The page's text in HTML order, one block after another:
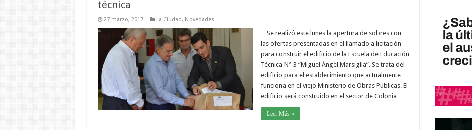
técnica
27 marzo, 2017 La Ciudad, Novedades
Se realizó este lunes la apertura de sobres con
las ofertas presentadas en el llamado a licitación
para construir el edificio de la Escuela de Educación
Técnica N° 3 “Miguel Ángel Marsiglia”. Se trata del
edificio para el establecimiento que actualmente
funciona en el viejo Ministerio de Obras Públicas. El
edificio será construido en el sector de Colonia …
Leer Más »